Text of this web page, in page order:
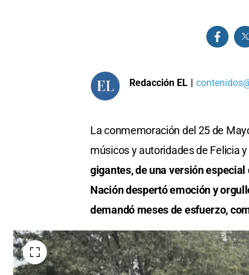
Redacción EL |
La conmemoración del 25 de
músicos y autoridades de Felicia y
gigantes, de una versión
Nación despertó emoción y
demandó meses de esfuerzo,